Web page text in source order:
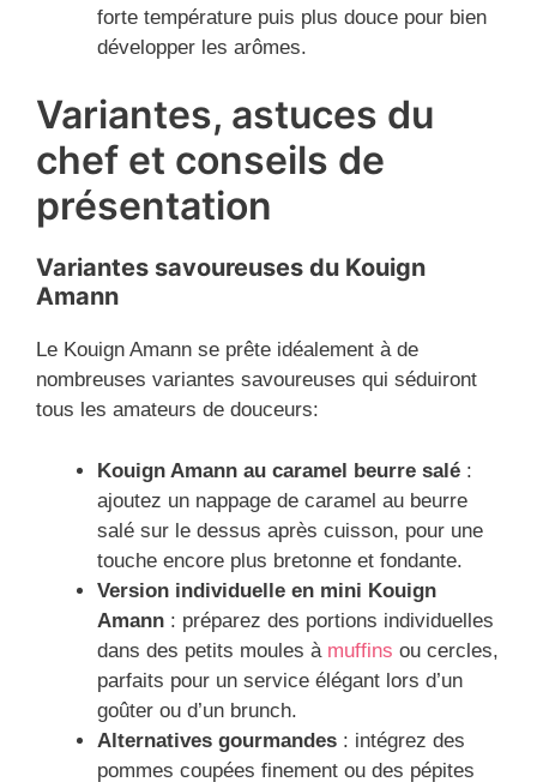
forte température puis plus douce pour bien
développer les arômes.
Variantes, astuces du
chef et conseils de
présentation
Variantes savoureuses du Kouign
Amann
Le Kouign Amann se prête idéalement à de
nombreuses variantes savoureuses qui séduiront
tous les amateurs de douceurs:
Kouign Amann au caramel beurre salé :
ajoutez un nappage de caramel au beurre
salé sur le dessus après cuisson, pour une
touche encore plus bretonne et fondante.
Version individuelle en mini Kouign
Amann : préparez des portions individuelles
dans des petits moules à muffins ou cercles,
parfaits pour un service élégant lors d’un
goûter ou d’un brunch.
Alternatives gourmandes : intégrez des
pommes coupées finement ou des pépites